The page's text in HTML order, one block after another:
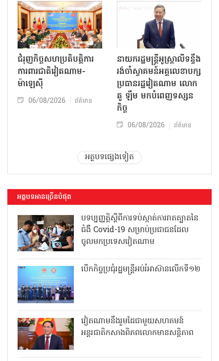
ជំរុញកិច្ចសហប្រតិបត្តិការ
ការពារជាតិវៀតណាម-
ម៉ាឡេស៊ី
06/08/2026 ព័ត៌មាន
នាយករដ្ឋមន្ត្រីអូស្ត្រាលីទន្ទឹង
រង់ចាំស្វាគមន៍អគ្គលេខាបក្ស
ប្រធានរដ្ឋវៀតណាម លោក
តូ ឡឹម មកបំពេញទស្សន
កិច្ច
06/08/2026 ព័ត៌មាន
អត្ថបទផ្សេងទៀត
អត្ថបទអានច្រើនបំផុត
បទប្បញ្ញត្តិស្តីពីការទប់ស្កាត់ការរាតត្បាតនៃ
ជំងឺ Covid-19 សម្រាប់ប្រជាជនដែល
ចូលមកប្រទេសវៀតណាម
បើកកិច្ចប្រជុំរដ្ឋមន្ត្រីអប់រំអាស៊ានលើកទី១២
វៀតណាមនឹងរួមដៃជាមួយសហគមន៍
អន្តរជាតិកសាងពិភពលោកមានសន្តិភាព